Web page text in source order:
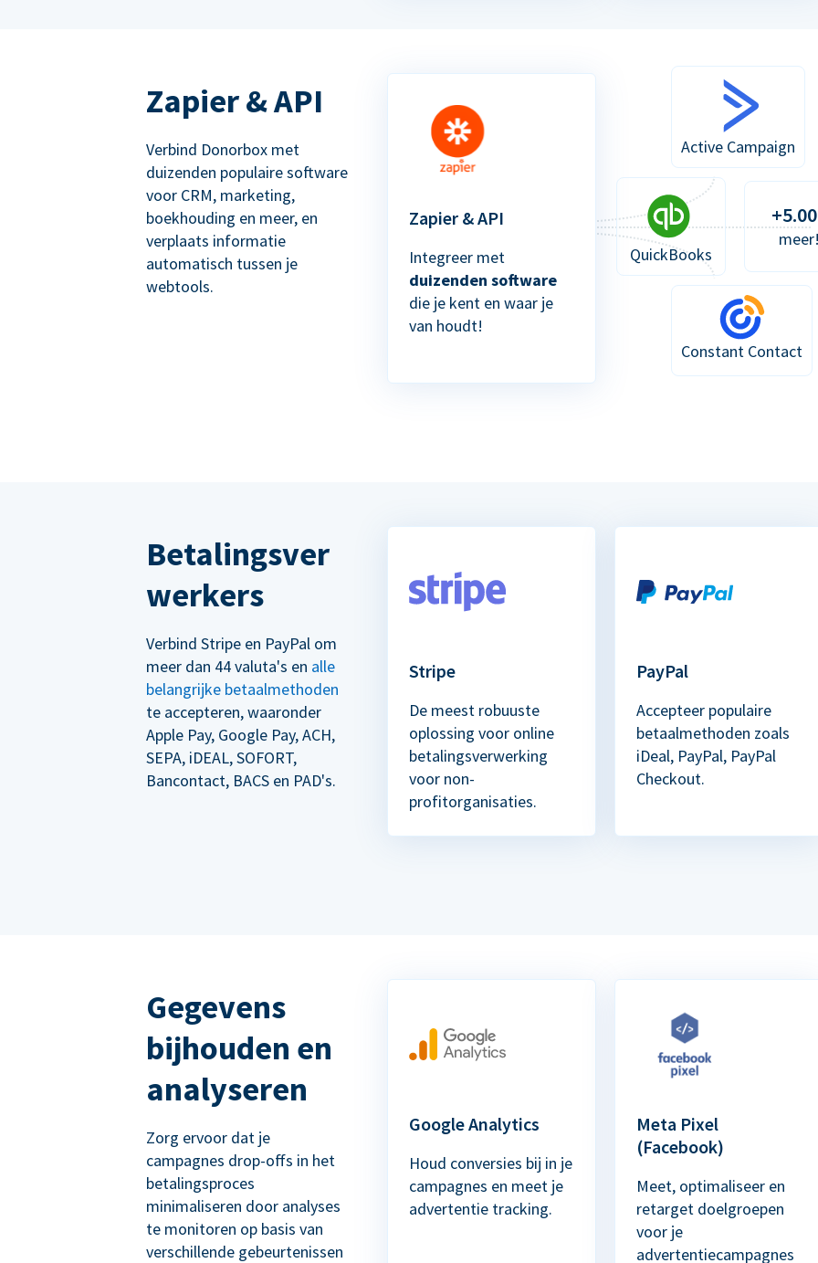
Zapier & API
Verbind Donorbox met
duizenden populaire software
voor CRM, marketing,
boekhouding en meer, en
verplaats informatie
automatisch tussen je
webtools.
Zapier & API
Integreer met
duizenden software
die je kent en waar je
van houdt!
Active Campaign
QuickBooks
Constant Contact
Betalingsver
werkers
Verbind Stripe en PayPal om
meer dan 44 valuta's en alle
belangrijke betaalmethoden
te accepteren, waaronder
Apple Pay, Google Pay, ACH,
SEPA, iDEAL, SOFORT,
Bancontact, BACS en PAD's.
Stripe
De meest robuuste
oplossing voor online
betalingsverwerking
voor non-
profitorganisaties.
PayPal
Accepteer populaire
betaalmethoden zoals
iDeal, PayPal, PayPal
Checkout.
Gegevens
bijhouden en
analyseren
Zorg ervoor dat je
campagnes drop-offs in het
betalingsproces
minimaliseren door analyses
te monitoren op basis van
verschillende gebeurtenissen
Google Analytics
Houd conversies bij in je
campagnes en meet je
advertentie tracking.
Meta Pixel
(Facebook)
Meet, optimaliseer en
retarget doelgroepen
voor je
advertentiecampagnes